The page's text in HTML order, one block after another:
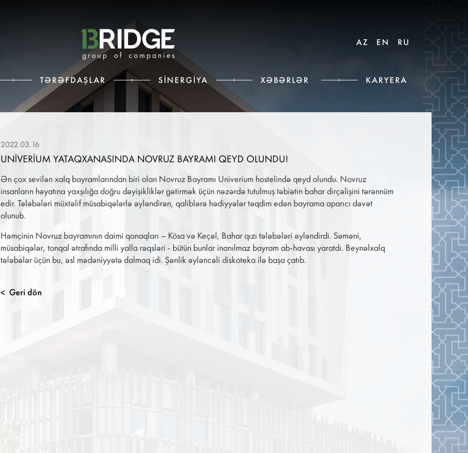
AZ EN RU
TƏRƏFDAŞLAR SINERGIYA XƏBƏRLƏR KARYERA
2022.03.16
UNIVERIUM YATAQXANASINDA NOVRUZ BAYRAMI QEYD OLUNDU!
Ən çox sevilən xalq bayramlarından biri olan Novruz Bayramı Univerium hostelində qeyd olundu. Novruz
insanların həyatına yaxşılığa doğru dəyişikliklər gətirmək üçün nəzərdə tutulmuş təbiətin bahar dirçəlişini tərənnüm
edir. Tələbələri müxtəlif müsabiqələrlə əyləndirən, qaliblərə hədiyyələr təqdim edən bayrama aparıcı dəvət
olunub.
Həmçinin Novruz bayramının daimi qonaqları – Kösa və Keçəl, Bahar qızı tələbələri əyləndirdi. Səməni,
müsabiqələr, tonqal ətrafında milli yalla rəqsləri - bütün bunlar inanılmaz bayram ab-havası yaratdı. Beynəlxalq
tələbələr üçün bu, əsl mədəniyyətə dalmaq idi. Şənlik əyləncəli diskoteka ilə başa çatıb.
< Geri dön